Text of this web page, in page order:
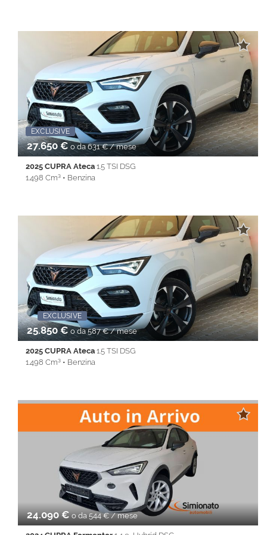
Autoradio digitale • Bluetooth • Bracciolo • Cerchi in lega •
Chiusura centralizzata • Climatizzatore • Cruise Control • ESP •
Frenata d'emergenza assistita • Immobilizzatore elettronico •
Riconoscimento dei segnali stradali • Sensori di parcheggio
posteriori • Sensori di parcheggio posteriori • Servosterzo •
Specchietti laterali elettrici • Telecamera per parcheggio
assistito • Telecamera posteriore • Touch screen • Volante
multifunzione
EXCLUSIVE
27.650 € o da 631 € / mese
2025 CUPRA Ateca 1.5 TSI DSG
1.498 Cm³ • Benzina
Airbag testa • Alzacristalli elettrici • Android Auto • Apple
CarPlay • Autoradio • Bluetooth • cerchi da 19'' • Cerchi in lega •
Chiusura centralizzata • Climatizzatore • Controllo trazione •
Cruise Control • ESP • Full LED • Immobilizzatore elettronico •
Isofix • Keyless • Lane Assist • Park Distance Control • PDC •
REAR ASSIST • Sedile posteriore sdoppiato • Servosterzo •
Navigatore satellitare • Sospensioni pneumatiche • Specchietti
laterali elettrici • Start&Stop • Touch screen • USB • Vivavoce •
Volante multifunzione
EXCLUSIVE Promo Fin-Light
25.850 € o da 587 € / mese
2025 CUPRA Ateca 1.5 TSI DSG
1.498 Cm³ • Benzina
Airbag testa • Alzacristalli elettrici • Android Auto • Apple
CarPlay • Autoradio • Bluetooth • cerchi da 19'' • Cerchi in lega •
Chiusura centralizzata • Climatizzatore • Controllo trazione •
Cruise Control • ESP • Full LED • Immobilizzatore elettronico •
Isofix • Keyless • Lane Assist • Park Distance Control • PDC •
REAR ASSIST • Sedile posteriore sdoppiato • Servosterzo •
Navigatore satellitare • Sospensioni pneumatiche • Specchietti
laterali elettrici • Start&Stop • Touch screen • USB • Vivavoce •
Volante multifunzione
24.090 €o da 544 € / mese